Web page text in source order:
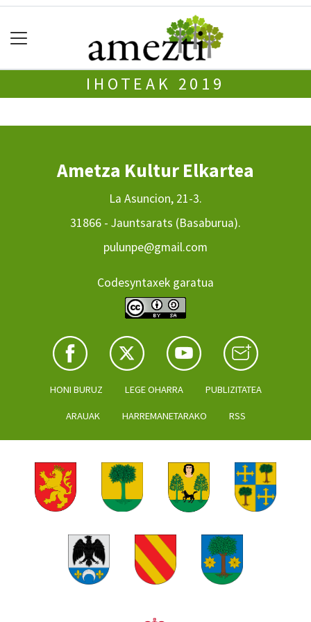
IHOTEAK 2019
Ametza Kultur Elkartea
La Asuncion, 21-3.
31866 - Jauntsarats (Basaburua).
pulunpe@gmail.com
Codesyntaxek garatua
HONI BURUZ LEGE OHARRA PUBLIZITATEA
ARAUAK HARREMANETARAKO RSS